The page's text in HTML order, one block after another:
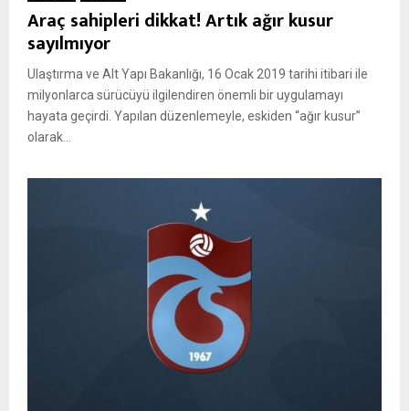
Araç sahipleri dikkat! Artık ağır kusur
sayılmıyor
Ulaştırma ve Alt Yapı Bakanlığı, 16 Ocak 2019 tarihi itibari ile
milyonlarca sürücüyü ilgilendiren önemli bir uygulamayı
hayata geçirdi. Yapılan düzenlemeyle, eskiden “ağır kusur”
olarak...